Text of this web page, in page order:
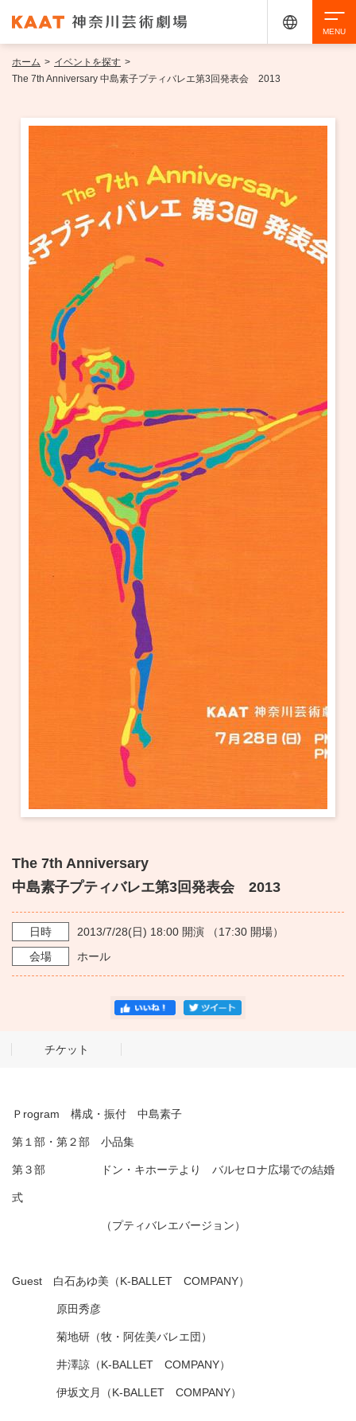
イベントを探す
・ イベント一覧
・ イベントカレンダー
ご来場案内
・ 館内サービス・アクセシビリティ
・ フロアマップ
・ レストラン/カフェ
・ 交通案内
・ よくある質問
施設を借りる
KAATについて
・ ミッション
・ 芸術監督
・ 施設概要
・ レストラン/カフェ
KAAT 神奈川芸術劇場
SNS
ホーム > イベントを探す >
The 7th Anniversary 中島素子プティバレエ第3回発表会 2013
The 7th Anniversary
中島素子プティバレエ第3回発表会 2013
日時 2013/7/28(日) 18:00 開演 （17:30 開場）
会場
ホール
チケット
Ｐrogram 構成・振付 中島素子
第１部・第２部 小品集
第３部 ドン・キホーテより バルセロナ広場での結婚
式
（プティバレエバージョン）
Guest 白石あゆ美（K-BALLET COMPANY）
原田秀彦
菊地研（牧・阿佐美バレエ団）
井澤諒（K-BALLET COMPANY）
伊坂文月（K-BALLET COMPANY）